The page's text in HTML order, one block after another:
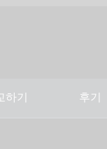
하기 후기